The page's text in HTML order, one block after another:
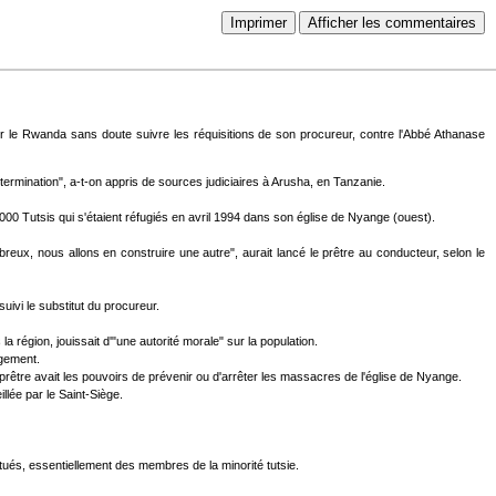
Imprimer Afficher les commentaires
Rwanda sans doute suivre les réquisitions de son procureur, contre l'Abbé Athanase
a-t-on appris de sources judiciaires à Arusha, en Tanzanie.
Tutsis qui s'étaient réfugiés en avril 1994 dans son église de Nyange (ouest).
nous allons en construire une autre", aurait lancé le prêtre au conducteur, selon le
le substitut du procureur.
région, jouissait d'"une autorité morale" sur la population.
avait les pouvoirs de prévenir ou d'arrêter les massacres de l'église de Nyange.
par le Saint-Siège.
essentiellement des membres de la minorité tutsie.